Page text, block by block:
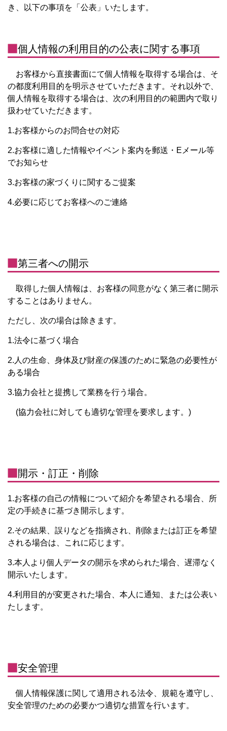
き、以下の事項を「公表」いたします。
個人情報の利用目的の公表に関する事項
お客様から直接書面にて個人情報を取得する場合は、そ
の都度利用目的を明示させていただきます。それ以外で、
個人情報を取得する場合は、次の利用目的の範囲内で取り
扱わせていただきます。
1.お客様からのお問合せの対応
2.お客様に適した情報やイベント案内を郵送・Eメール等
でお知らせ
3.お客様の家づくりに関するご提案
4.必要に応じてお客様へのご連絡
第三者への開示
取得した個人情報は、お客様の同意がなく第三者に開示
することはありません。
ただし、次の場合は除きます。
1.法令に基づく場合
2.人の生命、身体及び財産の保護のために緊急の必要性が
ある場合
3.協力会社と提携して業務を行う場合。
(協力会社に対しても適切な管理を要求します。)
開示・訂正・削除
1.お客様の自己の情報について紹介を希望される場合、所
定の手続きに基づき開示します。
2.その結果、誤りなどを指摘され、削除または訂正を希望
される場合は、これに応じます。
3.本人より個人データの開示を求められた場合、遅滞なく
開示いたします。
4.利用目的が変更された場合、本人に通知、または公表い
たします。
安全管理
個人情報保護に関して適用される法令、規範を遵守し、
安全管理のための必要かつ適切な措置を行います。